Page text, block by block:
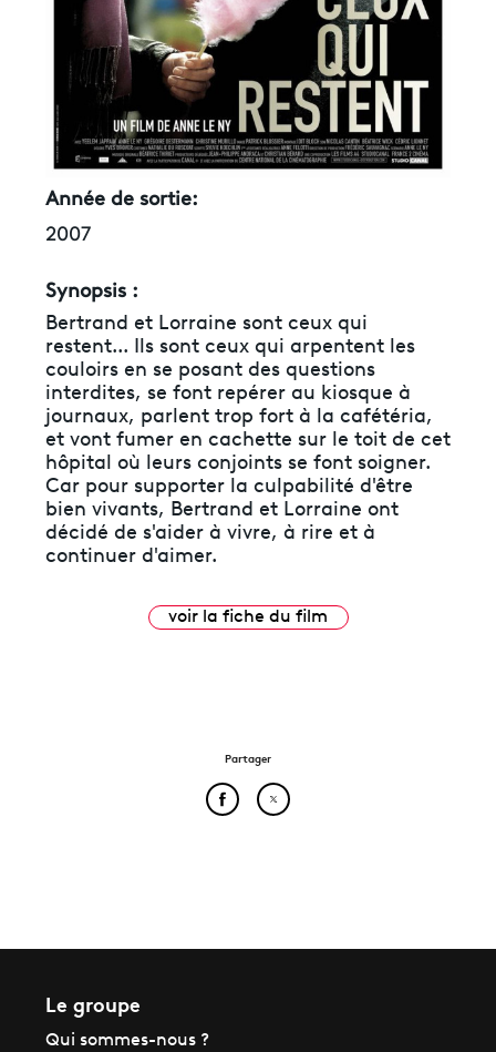
Année de sortie:
2007
Synopsis :
Bertrand et Lorraine sont ceux qui
restent... Ils sont ceux qui arpentent les
couloirs en se posant des questions
interdites, se font repérer au kiosque à
journaux, parlent trop fort à la cafétéria,
et vont fumer en cachette sur le toit de cet
hôpital où leurs conjoints se font soigner.
Car pour supporter la culpabilité d'être
bien vivants, Bertrand et Lorraine ont
décidé de s'aider à vivre, à rire et à
continuer d'aimer.
voir la fiche du film
Partager
Partager cet article sur
Partager cet article sur
Le groupe
Qui sommes-nous ?